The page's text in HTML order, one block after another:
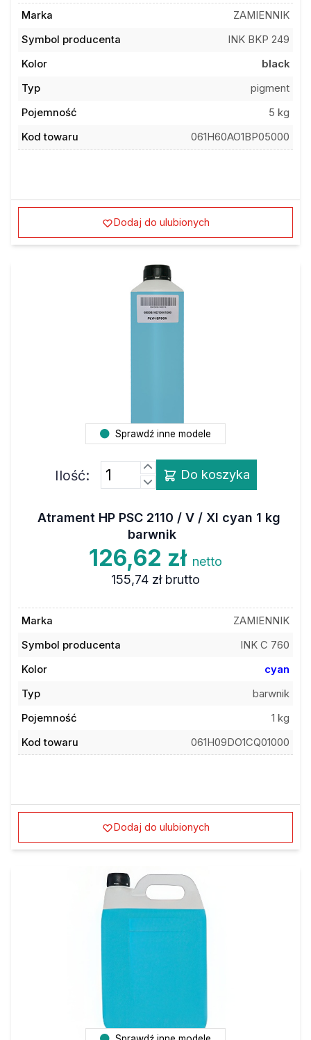
Marka
ZAMIENNIK
Symbol producenta
INK BKP 249
Kolor
black
Typ
pigment
Pojemność
5 kg
Kod towaru
061H60AO1BP05000
Dodaj do ulubionych
Sprawdź inne modele
Ilość: Do koszyka
Atrament HP PSC 2110 / V / XI cyan 1 kg
barwnik
126,62 zł netto
155,74 zł brutto
Marka
ZAMIENNIK
Symbol producenta
INK C 760
Kolor
cyan
Typ
barwnik
Pojemność
1 kg
Kod towaru
061H09DO1CQ01000
Dodaj do ulubionych